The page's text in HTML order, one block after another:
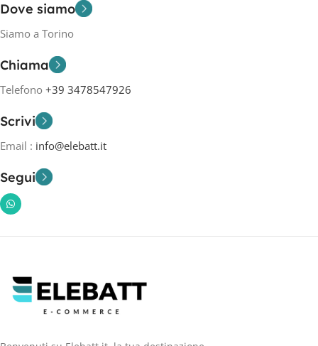
Dove siamo
Siamo a Torino
Chiama
Telefono +39 3478547926
Scrivi
Email : info@elebatt.it
Segui